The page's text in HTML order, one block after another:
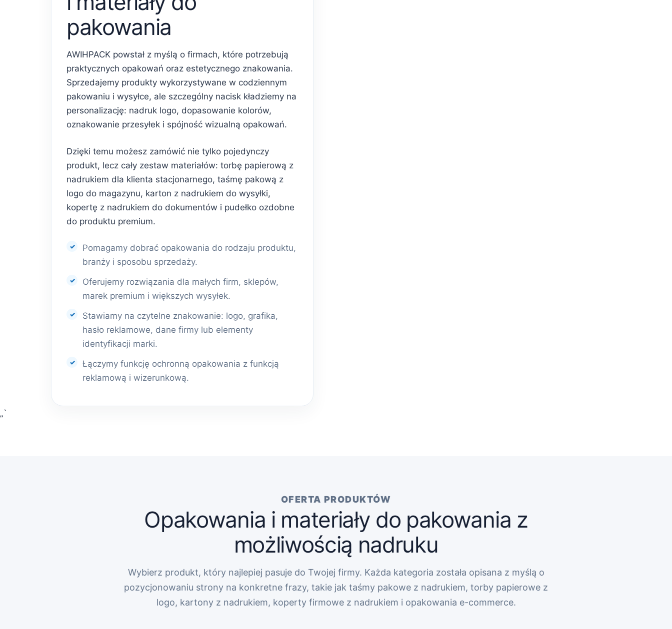
pakowania
AWIHPACK powstał z myślą o firmach, które potrzebują
praktycznych opakowań oraz estetycznego znakowania.
Sprzedajemy produkty wykorzystywane w codziennym
pakowaniu i wysyłce, ale szczególny nacisk kładziemy na
personalizację: nadruk logo, dopasowanie kolorów,
oznakowanie przesyłek i spójność wizualną opakowań.
Dzięki temu możesz zamówić nie tylko pojedynczy
produkt, lecz cały zestaw materiałów: torbę papierową z
nadrukiem dla klienta stacjonarnego, taśmę pakową z
logo do magazynu, karton z nadrukiem do wysyłki,
kopertę z nadrukiem do dokumentów i pudełko ozdobne
do produktu premium.
Pomagamy dobrać opakowania do rodzaju produktu,
branży i sposobu sprzedaży.
Oferujemy rozwiązania dla małych firm, sklepów,
marek premium i większych wysyłek.
Stawiamy na czytelne znakowanie: logo, grafika,
hasło reklamowe, dane firmy lub elementy
identyfikacji marki.
Łączymy funkcję ochronną opakowania z funkcją
reklamową i wizerunkową.
„`
OFERTA PRODUKTÓW
Opakowania i materiały do pakowania z
możliwością nadruku
Wybierz produkt, który najlepiej pasuje do Twojej firmy. Każda kategoria została opisana z myślą o
pozycjonowaniu strony na konkretne frazy, takie jak taśmy pakowe z nadrukiem, torby papierowe z
logo, kartony z nadrukiem, koperty firmowe z nadrukiem i opakowania e-commerce.